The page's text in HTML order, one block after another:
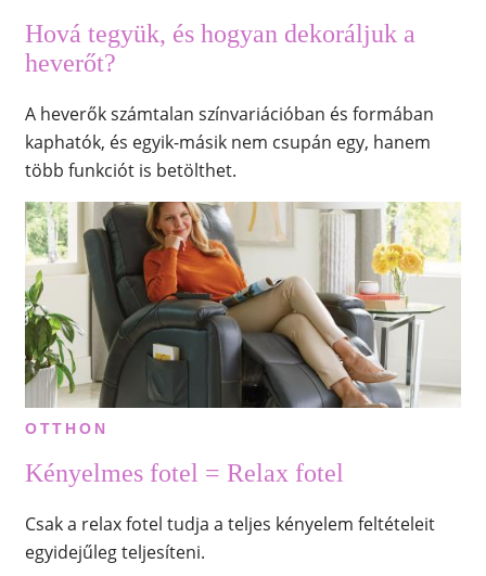
Hová tegyük, és hogyan dekoráljuk a
heverőt?
A heverők számtalan színvariációban és formában
kaphatók, és egyik-másik nem csupán egy, hanem
több funkciót is betölthet.
OTTHON
Kényelmes fotel = Relax fotel
Csak a relax fotel tudja a teljes kényelem feltételeit
egyidejűleg teljesíteni.